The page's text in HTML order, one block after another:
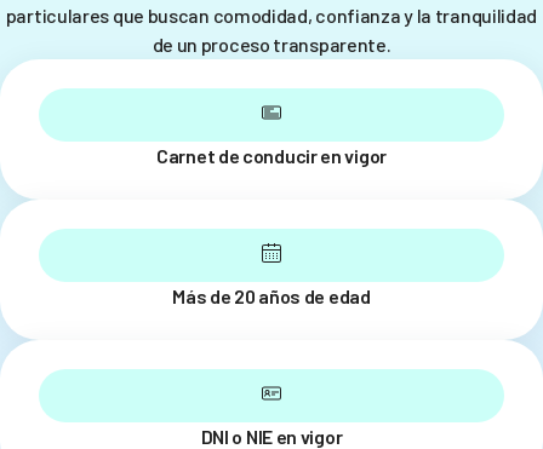
particulares que buscan comodidad, confianza y la tranquilidad
de un proceso transparente.
Carnet de conducir en vigor
Más de 20 años de edad
DNI o NIE en vigor